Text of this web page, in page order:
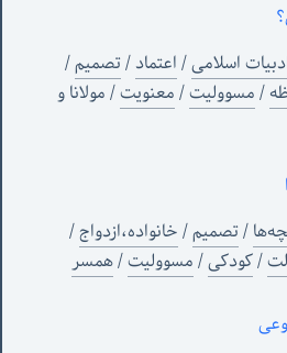
اسلامی/اعتماد/تصمیم/
/مسوولیت/معنویت/مولانا و
/تصمیم/خانواده،ازدواج/
/کودکی/مسوولیت/همسر